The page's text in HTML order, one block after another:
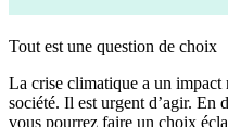
Tout est une question de choix
La crise climatique a un impact
société. Il est urgent d’agir. En
vous pourrez faire un choix